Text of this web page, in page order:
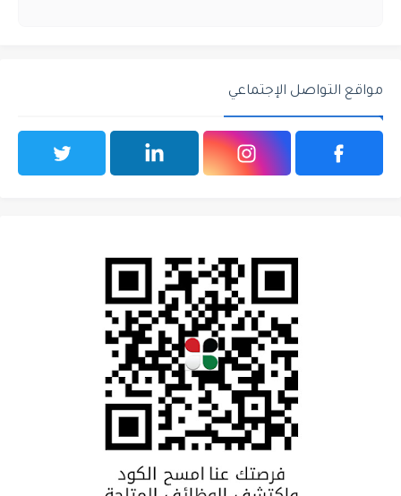
مواقع التواصل الإجتماعي